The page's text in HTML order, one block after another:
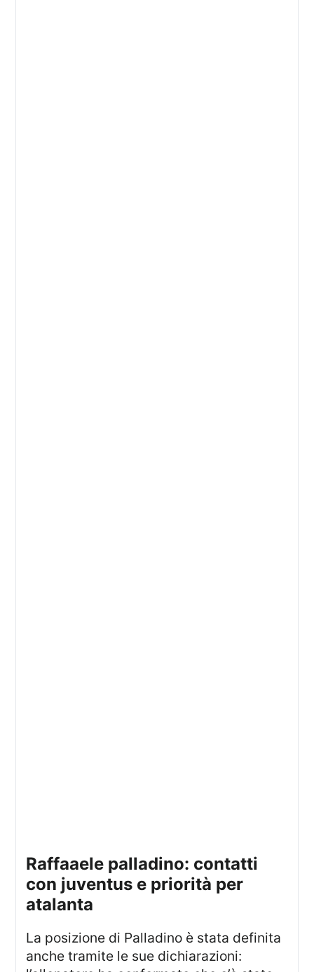
raffaaele palladino: contatti
con juventus e priorità per
atalanta
La posizione di Palladino è stata definita
anche tramite le sue dichiarazioni: